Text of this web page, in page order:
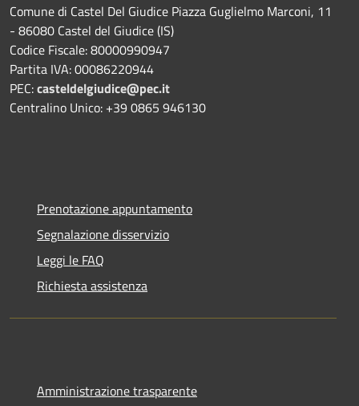
Comune di Castel Del Giudice Piazza Guglielmo Marconi, 11
- 86080 Castel del Giudice (IS)
Codice Fiscale: 80000990947
Partita IVA: 00086220944
PEC:casteldelgiudice@pec.it
Centralino Unico: +39 0865 946130
Prenotazione appuntamento
Segnalazione disservizio
Leggi le FAQ
Richiesta assistenza
Amministrazione trasparente